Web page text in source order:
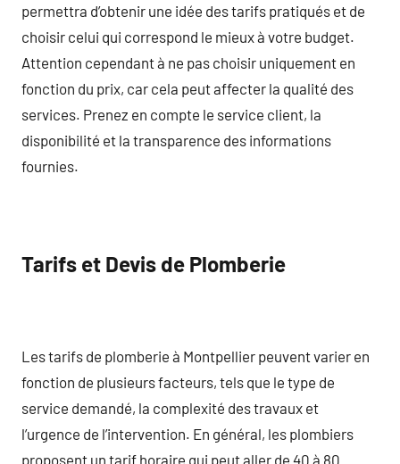
permettra d’obtenir une idée des tarifs pratiqués et de
choisir celui qui correspond le mieux à votre budget.
Attention cependant à ne pas choisir uniquement en
fonction du prix, car cela peut affecter la qualité des
services. Prenez en compte le service client, la
disponibilité et la transparence des informations
fournies.
Tarifs et Devis de Plomberie
Les tarifs de plomberie à Montpellier peuvent varier en
fonction de plusieurs facteurs, tels que le type de
service demandé, la complexité des travaux et
l’urgence de l’intervention. En général, les plombiers
proposent un tarif horaire qui peut aller de 40 à 80